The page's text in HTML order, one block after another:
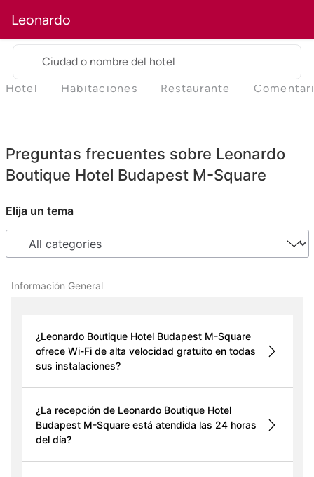
Leonardo
Ciudad o nombre del hotel
Hotel Habitaciones Restaurante
Preguntas frecuentes sobre Leonardo
Boutique Hotel Budapest M-Square
Elija un tema
Información General
¿Leonardo Boutique Hotel Budapest M-Square
ofrece Wi-Fi de alta velocidad gratuito en todas
sus instalaciones?
¿La recepción de Leonardo Boutique Hotel
Budapest M-Square está atendida las 24 horas
del día?